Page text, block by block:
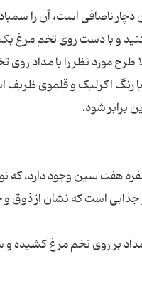
ناصافی است، آن را
و با دست روی تخم مرغ
طرح مورد نظر را با مداد
رنگ اکرلیک و قلموی
سین وجود دارد، که
بر روی تخم مرغ کشیده و